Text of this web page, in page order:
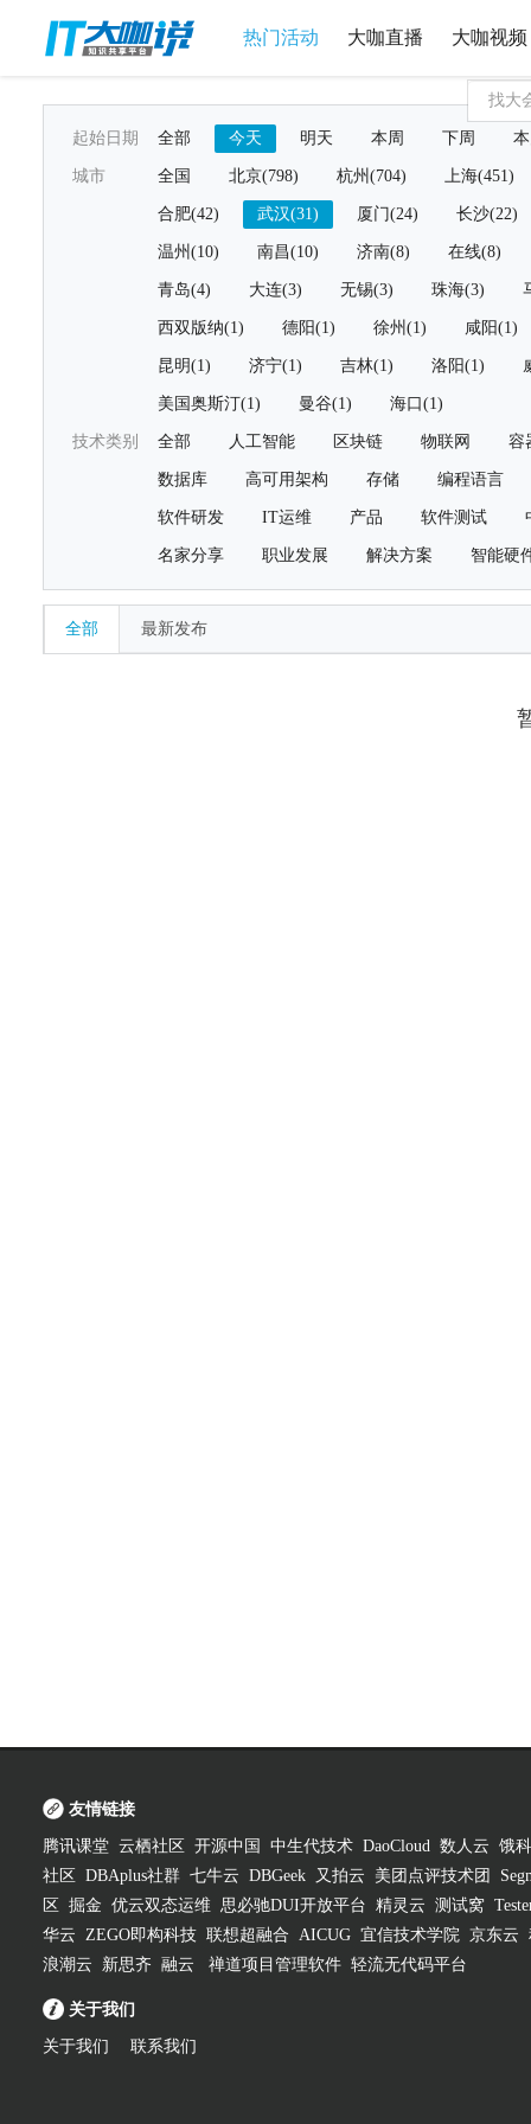
热门活动 大咖直播 大咖视频
起始日期 全部 今天 明天 本周 下周
城市 全国 北京(798) 杭州(704) 上海(451)
合肥(42) 武汉(31) 厦门(24) 长沙(22)
温州(10) 南昌(10) 济南(8) 在线(8)
青岛(4) 大连(3) 无锡(3) 珠海(3)
西双版纳(1) 德阳(1) 徐州(1) 咸阳(1)
昆明(1) 济宁(1) 吉林(1) 洛阳(1)
美国奥斯汀(1) 曼谷(1) 海口(1)
技术类别 全部 人工智能 区块链 物联网 容
数据库 高可用架构 存储 编程语言
软件研发 IT运维 产品 软件测试
名家分享 职业发展 解决方案 智能硬
全部 最新发布
友情链接
腾讯课堂 云栖社区 开源中国 中生代技术 DaoCloud 数人云 饿
社区
DBAplus社群 七牛云 DBGeek 又拍云 美团点评技术团
区
掘金 优云双态运维 思必驰DUI开放平台 精灵云 测试窝
华云 ZEGO即构科技 联想超融合 AICUG 宜信技术学院 京东云
浪潮云
新思齐 融云 禅道项目管理软件 轻流无代码平台
关于我们
关于我们 联系我们